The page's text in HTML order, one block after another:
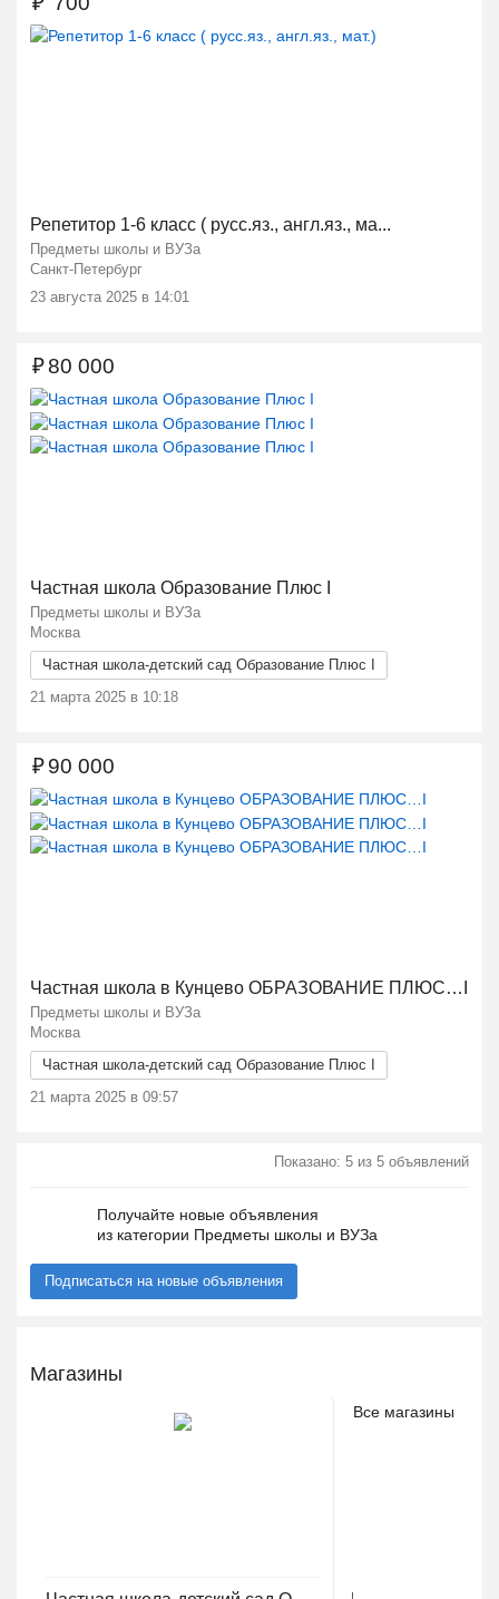
Репетитор 1-6 класс ( русс.яз., англ.яз., ма...
Предметы школы и ВУЗа
Санкт-Петербург
23 августа 2025 в 14:01
Ещё 2 фото
Частная школа Образование Плюс I
Предметы школы и ВУЗа
Москва
Частная школа-детский сад Образование Плюс I
21 марта 2025 в 10:18
₽80 000
Ещё 2 фото
Частная школа в Кунцево ОБРАЗОВАНИЕ ПЛЮС…I
Предметы школы и ВУЗа
Москва
Частная школа-детский сад Образование Плюс I
21 марта 2025 в 09:57
₽90 000
Показано: 5 из 5 объявлений
Получайте новые объявления
из категории Предметы школы и ВУЗа
Подписаться на новые объявления
Магазины
Все магазины